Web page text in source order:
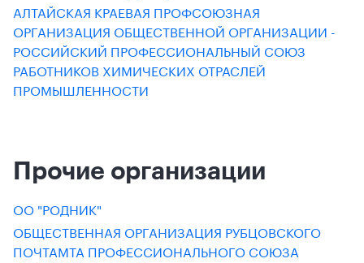
АЛТАЙСКАЯ КРАЕВАЯ ПРОФСОЮЗНАЯ
ОРГАНИЗАЦИЯ ОБЩЕСТВЕННОЙ ОРГАНИЗАЦИИ -
РОССИЙСКИЙ ПРОФЕССИОНАЛЬНЫЙ СОЮЗ
РАБОТНИКОВ ХИМИЧЕСКИХ ОТРАСЛЕЙ
ПРОМЫШЛЕННОСТИ
Прочие организации
ОО "РОДНИК"
ОБЩЕСТВЕННАЯ ОРГАНИЗАЦИЯ РУБЦОВСКОГО
ПОЧТАМТА ПРОФЕССИОНАЛЬНОГО СОЮЗА